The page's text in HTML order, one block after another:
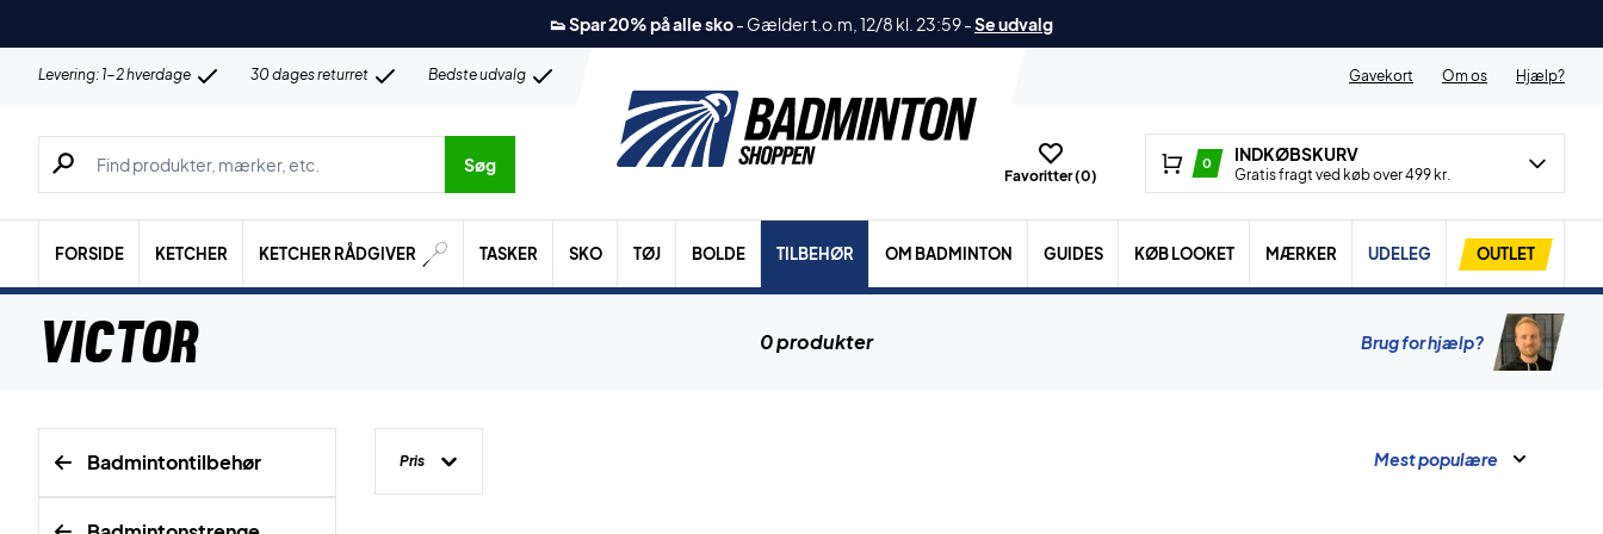
👟 Spar 20% på alle sko- Gælder t.o.m, 12/8 kl. 23:59-Se udvalg
Levering: 1-2 hverdage 30 dages returret Bedste udvalg Gavekort Om os Hjælp?
Søg efter produkter, mærker etc.
Søg
Favoritter (0)
0 INDKØBSKURV
Gratis fragt ved køb over 499 kr.
FORSIDE KETCHER KETCHER RÅDGIVER TASKER SKO TØJ BOLDE TILBEHØR OM BADMINTON GUIDES KØB LOOKET MÆRKER UDELEG OUTLET
Victor 0 produkter Brug for hjælp?
Badmintontilbehør Pris Mest populære